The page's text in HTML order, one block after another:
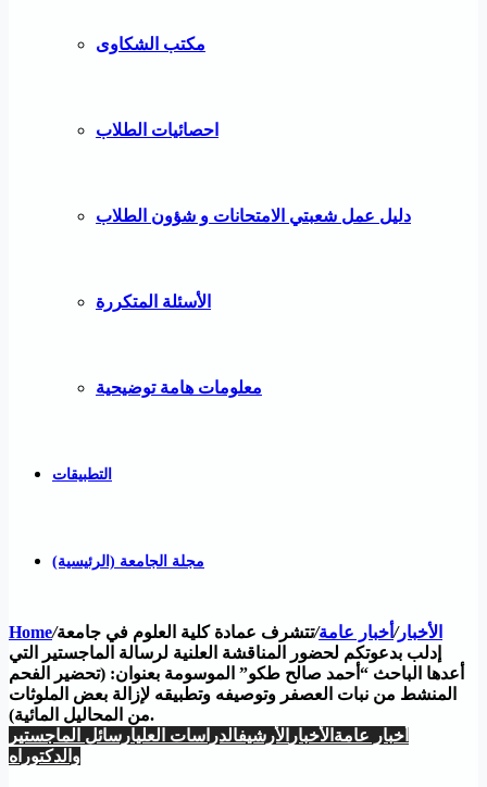
مكتب الشكاوى
احصائيات الطلاب
دليل عمل شعبتي الامتحانات و شؤون الطلاب
الأسئلة المتكررة
معلومات هامة توضيحية
التطبيقات
مجلة الجامعة (الرئيسية)
Home/ الأخبار/أخبار عامة/تتشرف عمادة كلية العلوم في جامعة
إدلب بدعوتكم لحضور المناقشة العلنية لرسالة الماجستير التي
أعدها الباحث “أحمد صالح طكو” الموسومة بعنوان: (تحضير الفحم
المنشط من نبات العصفر وتوصيفه وتطبيقه لإزالة بعض الملوثات
من المحاليل المائية).
أخبار عامة الأخبار الأرشيفالدراسات العليارسائل الماجستير
والدكتوراه